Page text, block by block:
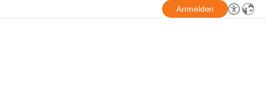
Anmelden